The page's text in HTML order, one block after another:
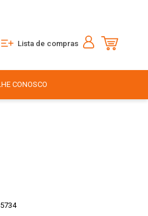
Lista de compras
CONOSCO